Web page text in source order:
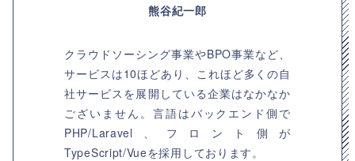
熊谷紀一郎
クラウドソーシング事業やBPO事業など、
サービスは10ほどあり、これほど多くの自
社サービスを展開している企業はなかなか
ございません。言語はバックエンド側で
PHP/Laravel、フロント側が
TypeScript/Vueを採用しております。